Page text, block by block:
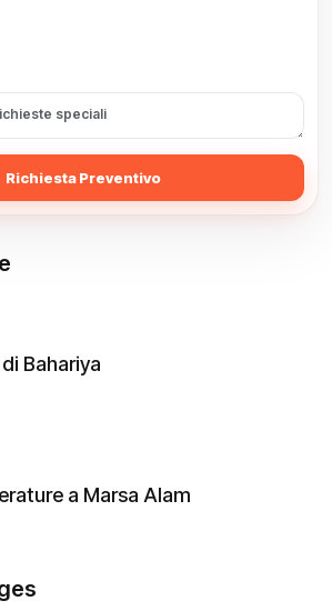
Richiesta Preventivo
Bahariya
a Marsa Alam